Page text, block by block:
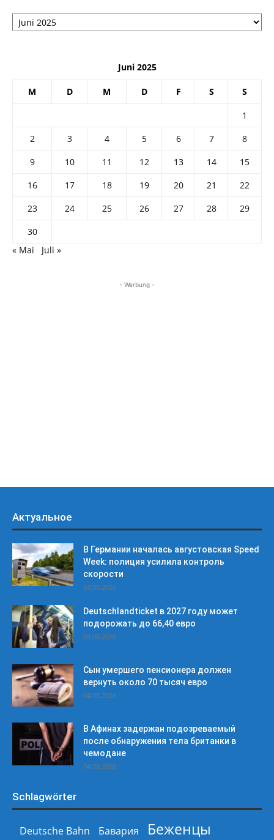
Архив
Juni 2025
M D M D F S S
1
2
3 4 5 6 7
8
9
10 11 12 13 14
15
16
17 18 19 20 21
22
23
24 25 26 27 28
29
30
« Mai
Juli »
- Werbung -
Актуальное
В Германии началась августовская Speed
Week: полиция усилила контроль
скорости
04.08.2026
Deutschlandticket в 2027 году может
подорожать до 66,40 евро
04.08.2026
Сын умершего пенсионера должен
вернуть около 70 тысяч евро
04.08.2026
В Афинах задержан подозреваемый
после обнаружения тела британки в
чемодане
04.08.2026
Schlagwörter
Deutsche Bahn Бавария
Беженцы